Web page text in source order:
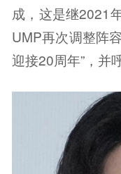
成，这是继2021
UMP再次调整阵
迎接20周年”，